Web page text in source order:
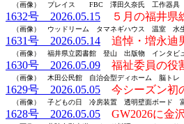
（画像） プレイス FBC 澤田久奈氏 工作器具
1632号 2026.05.15 ５月の福井県
（画像） ウッドリーム タマネギハウス 温室 水
1631号 2026.05.14 追悼・増永迪
（画像） 福井県立図書館 登山 出版物 インタビ
1630号 2026.05.09 福祉委員の役
（画像） 木田公民館 自治会型ディホーム 脳ト
1629号 2026.05.05 今シーズン初
（画像） 子どもの日 冷房装置 透明壁面ボード
1628号 2026.05.05 GW2026に金